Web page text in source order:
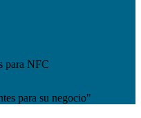
para NFC
para su negocio"